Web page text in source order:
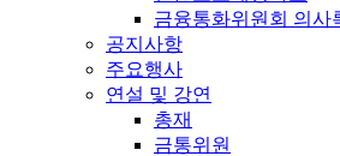
금융통화위원회 의사
공지사항
주요행사
연설 및 강연
총재
금통위원